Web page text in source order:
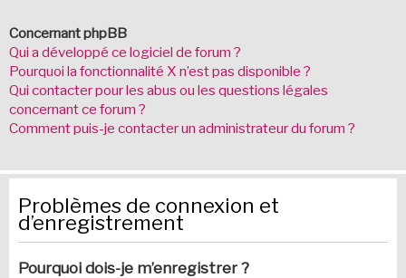
Concernant phpBB
Qui a développé ce logiciel de forum ?
Pourquoi la fonctionnalité X n’est pas disponible ?
Qui contacter pour les abus ou les questions légales
concernant ce forum ?
Comment puis-je contacter un administrateur du forum ?
Problèmes de connexion et
d’enregistrement
Pourquoi dois-je m’enregistrer ?